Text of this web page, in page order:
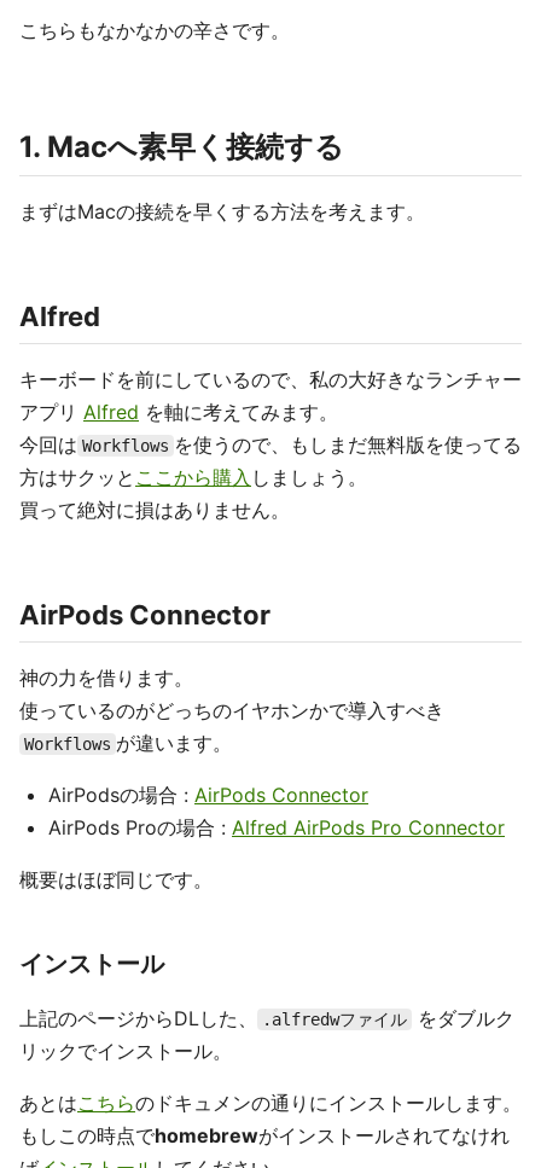
こちらもなかなかの辛さです。
1. Macへ素早く接続する
まずはMacの接続を早くする方法を考えます。
Alfred
キーボードを前にしているので、私の大好きなランチャー
アプリ Alfred を軸に考えてみます。
今回は Workflows を使うので、もしまだ無料版を使ってる
方はサクッと ここから購入 しましょう。
買って絶対に損はありません。
AirPods Connector
神の力を借ります。
使っているのがどっちのイヤホンかで導入すべき
Workflows が違います。
AirPodsの場合 : AirPods Connector
AirPods Proの場合 : Alfred AirPods Pro Connector
概要はほぼ同じです。
インストール
上記のページからDLした、 .alfredwファイル
をダブルク
リックでインストール。
あとはこちらのドキュメンの通りにインストールします。
もしこの時点でhomebrewがインストールされてなけれ